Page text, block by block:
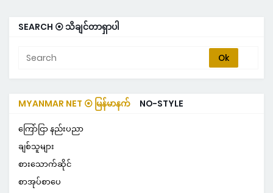
SEARCH ⦿ သိချင်တာရှာပါ
MYANMAR NET ⦿ မြန်မာနက် NO-STYLE
ကြော်ငြာ နည်းပညာ
ချစ်သူများ
စားသောက်ဆိုင်
စာအုပ်စာပေ